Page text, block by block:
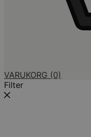
VARUKORG (0)
Filter